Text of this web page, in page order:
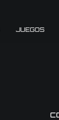
JUEGOS